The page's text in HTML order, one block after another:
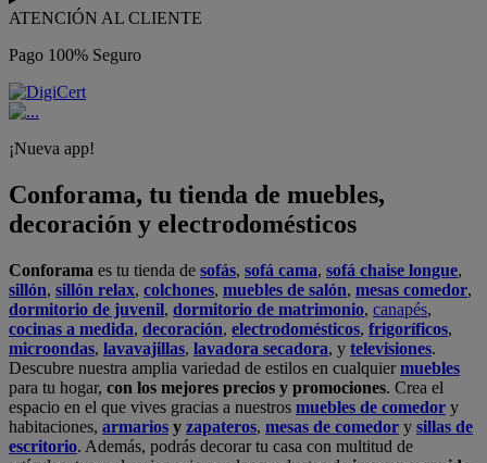
ATENCIÓN AL CLIENTE
Pago 100% Seguro
¡Nueva app!
Conforama, tu tienda de muebles,
decoración y electrodomésticos
Conforama es tu tienda de sofás, sofá cama, sofá chaise longue,
sillón, sillón relax, colchones, muebles de salón, mesas comedor,
dormitorio de juvenil, dormitorio de matrimonio, canapés,
cocinas a medida, decoración, electrodomésticos, frigoríficos,
microondas, lavavajillas, lavadora secadora, y televisiones.
Descubre nuestra amplia variedad de estilos en cualquiermuebles
para tu hogar, con los mejores precios y promociones. Crea el
espacio en el que vives gracias a nuestros muebles de comedor y
habitaciones, armarios y zapateros, mesas de comedor y sillas de
escritorio. Además, podrás decorar tu casa con multitud de